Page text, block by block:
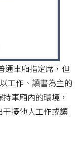
通車廂指定席，但
工作、讀書為主的
車廂內的環境，
擾他人工作或讀